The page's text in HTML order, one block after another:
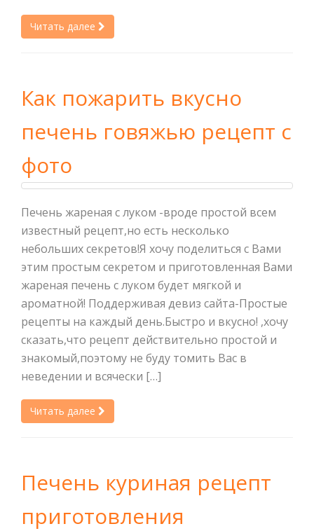
Читать далее
Как пожарить вкусно
печень говяжью рецепт с
фото
Печень жареная с луком -вроде простой всем
известный рецепт,но есть несколько
небольших секретов!Я хочу поделиться с Вами
этим простым секретом и приготовленная Вами
жареная печень с луком будет мягкой и
ароматной! Поддерживая девиз сайта-Простые
рецепты на каждый день.Быстро и вкусно! ,хочу
сказать,что рецепт действительно простой и
знакомый,поэтому не буду томить Вас в
неведении и всячески […]
Читать далее
Печень куриная рецепт
приготовления